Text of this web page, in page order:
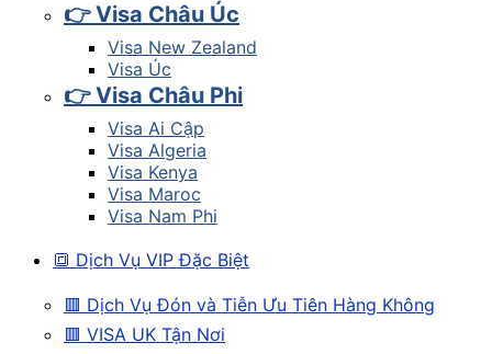
👉 Visa Châu Úc
Visa New Zealand
Visa Úc
👉 Visa Châu Phi
Visa Ai Cập
Visa Algeria
Visa Kenya
Visa Maroc
Visa Nam Phi
🔳 Dịch Vụ VIP Đặc Biệt
🟥 Dịch Vụ Đón và Tiễn Ưu Tiên Hàng Không
🟥 VISA UK Tận Nơi